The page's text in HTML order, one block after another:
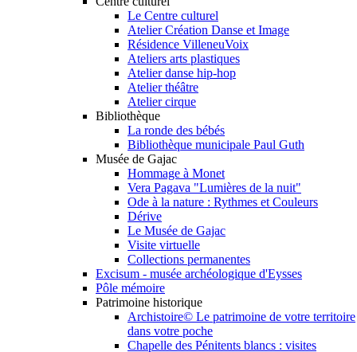
Le Centre culturel
Atelier Création Danse et Image
Résidence VilleneuVoix
Ateliers arts plastiques
Atelier danse hip-hop
Atelier théâtre
Atelier cirque
Bibliothèque
La ronde des bébés
Bibliothèque municipale Paul Guth
Musée de Gajac
Hommage à Monet
Vera Pagava "Lumières de la nuit"
Ode à la nature : Rythmes et Couleurs
Dérive
Le Musée de Gajac
Visite virtuelle
Collections permanentes
Excisum - musée archéologique d'Eysses
Pôle mémoire
Patrimoine historique
Archistoire© Le patrimoine de votre territoire
dans votre poche
Chapelle des Pénitents blancs : visites